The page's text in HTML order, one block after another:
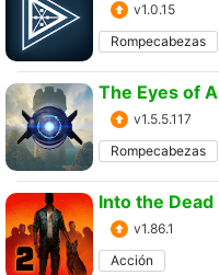
v1.0.15
Rompecabezas
The Eyes of
v1.5.5.117
Rompecabezas
Into the Dead
v1.86.1
Acción